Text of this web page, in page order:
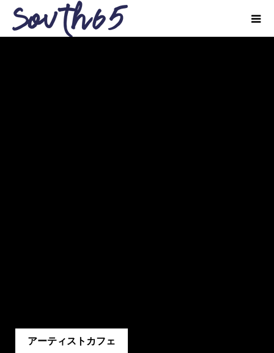
アーティストカフェ